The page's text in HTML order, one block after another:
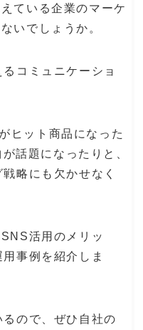
ている企業のマーケ
いでしょうか。
コミュニケーショ
ヒット商品になった
話題になったりと、
略にも欠かせなく
活用のメリッ
事例を紹介しま
ので、ぜひ自社の